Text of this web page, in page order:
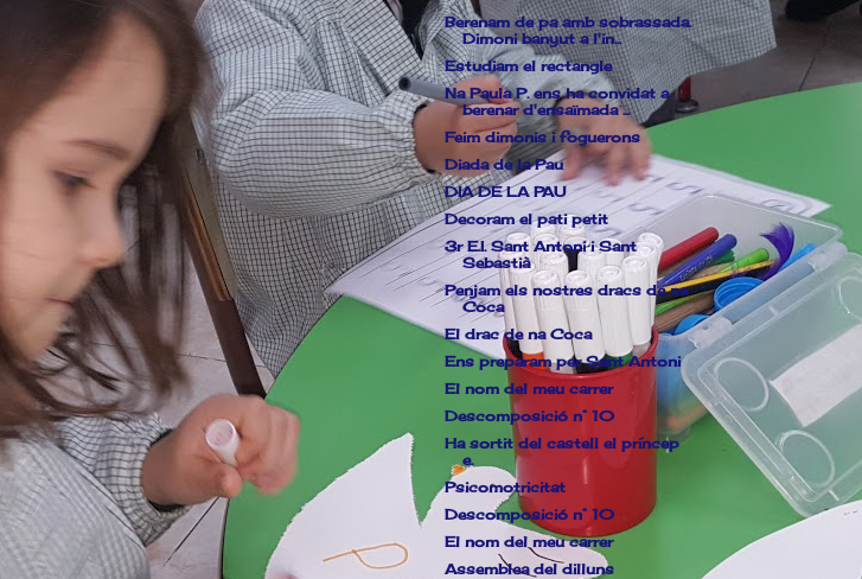
Berenam de pa amb sobrassada.
Dimoni banyut a l'in...
Estudiam el rectangle
Na Paula P. ens ha convidat a
berenar d'ensaïmada ...
Feim dimonis i foguerons
Diada de la Pau
DIA DE LA PAU
Decoram el pati petit
3r E.I. Sant Antoni i Sant
Sebastià
Penjam els nostres dracs de na
Coca
El drac de na Coca
Ens preparam per Sant Antoni
El nom del meu carrer
Descomposició n° 10
Ha sortit del castell el príncep
e.
Psicomotricitat
Descomposició n° 10
El nom del meu carrer
Assemblea del dilluns